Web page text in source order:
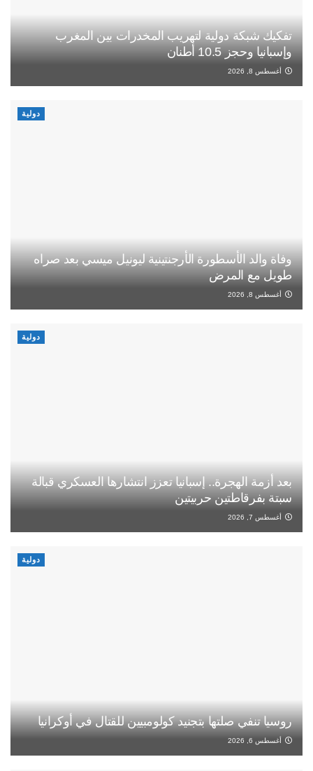
تفكيك شبكة دولية لتهريب المخدرات بين المغرب
وإسبانيا وحجز 10.5 أطنان
أغسطس 8, 2026
دولية
وفاة والد الأسطورة الأرجنتينية ليونيل ميسي بعد صراه
طويل مع المرض
أغسطس 8, 2026
دولية
بعد أزمة الهجرة.. إسبانيا تعزز انتشارها العسكري قبالة
سبتة بفرقاطتين حربيتين
أغسطس 7, 2026
دولية
روسيا تنفي صلتها بتجنيد كولومبيين للقتال في أوكرانيا
أغسطس 6, 2026